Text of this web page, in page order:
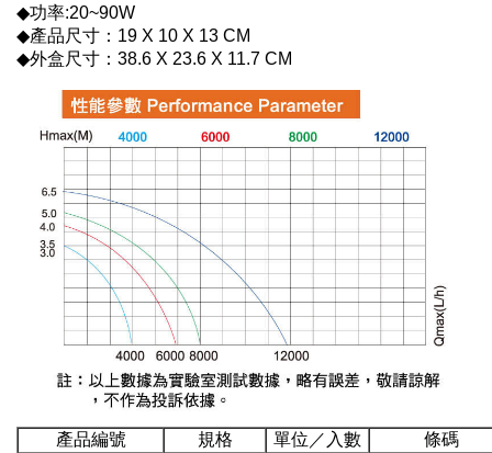
◆功率:20~90W
◆產品尺寸：19 X 10 X 13 CM
◆外盒尺寸：38.6 X 23.6 X 11.7 CM
產品編號 規格 單位／入數
條碼